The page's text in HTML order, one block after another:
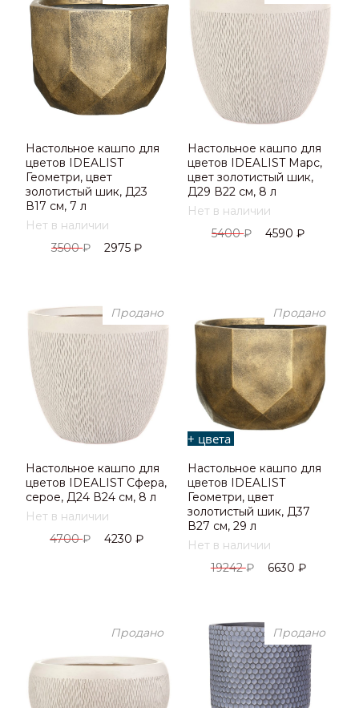
Настольное кашпо для
цветов IDEALIST
Геометри, цвет
золотистый шик, Д23
В17 см, 7 л
Нет в наличии
3500₽ 2975₽
Настольное кашпо для
цветов IDEALIST Марс,
цвет золотистый шик,
Д29 В22 см, 8 л
Нет в наличии
5400₽ 4590₽
Продано
Настольное кашпо для
цветов IDEALIST Сфера,
серое, Д24 В24 см, 8 л
Нет в наличии
4700₽ 4230₽
+ цвета
Продано
Настольное кашпо для
цветов IDEALIST
Геометри, цвет
золотистый шик, Д37
В27 см, 29 л
Нет в наличии
19242₽ 6630 ₽
Продано Продано